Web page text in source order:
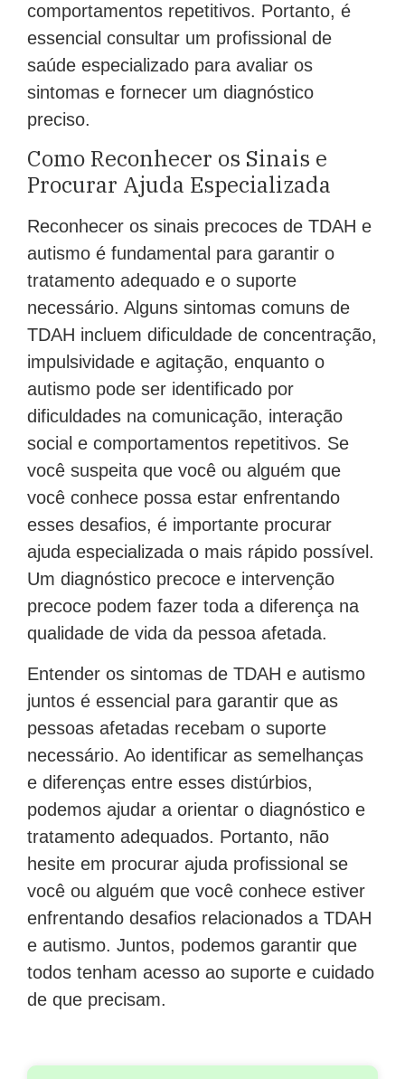
comportamentos repetitivos. Portanto, é
essencial consultar um profissional de
saúde especializado para avaliar os
sintomas e fornecer um diagnóstico
preciso.
Como Reconhecer os Sinais e
Procurar Ajuda Especializada
Reconhecer os sinais precoces de TDAH e
autismo é fundamental para garantir o
tratamento adequado e o suporte
necessário. Alguns sintomas comuns de
TDAH incluem dificuldade de concentração,
impulsividade e agitação, enquanto o
autismo pode ser identificado por
dificuldades na comunicação, interação
social e comportamentos repetitivos. Se
você suspeita que você ou alguém que
você conhece possa estar enfrentando
esses desafios, é importante procurar
ajuda especializada o mais rápido possível.
Um diagnóstico precoce e intervenção
precoce podem fazer toda a diferença na
qualidade de vida da pessoa afetada.
Entender os sintomas de TDAH e autismo
juntos é essencial para garantir que as
pessoas afetadas recebam o suporte
necessário. Ao identificar as semelhanças
e diferenças entre esses distúrbios,
podemos ajudar a orientar o diagnóstico e
tratamento adequados. Portanto, não
hesite em procurar ajuda profissional se
você ou alguém que você conhece estiver
enfrentando desafios relacionados a TDAH
e autismo. Juntos, podemos garantir que
todos tenham acesso ao suporte e cuidado
de que precisam.